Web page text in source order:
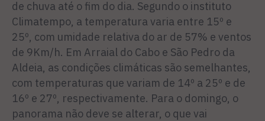
de chuva até o fim do dia. Segundo o instituto
Climatempo, a temperatura varia entre 15º e
25º, com umidade relativa do ar de 57% e ventos
de 9Km/h. Em Arraial do Cabo e São Pedro da
Aldeia, as condições climáticas são semelhantes,
com temperaturas que variam de 14º a 25º e de
16º e 27º, respectivamente. Para o domingo, o
panorama não deve se alterar, o que vai